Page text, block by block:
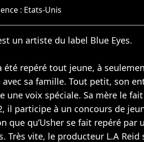
: Etats-Unis
un artiste du label Blue Eyes.
été repéré tout jeune, à
sa famille. Tout petit, son
une voix spéciale. Sa mère le
il participe à un concours de
que qu’Usher se fait repéré par
Très vite, le producteur L.A